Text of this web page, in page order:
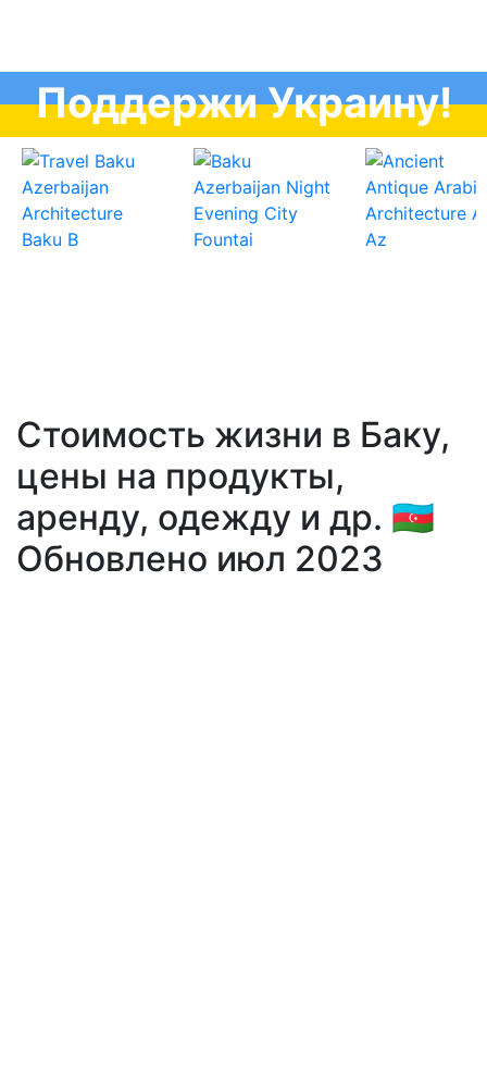
Поддержи Украину!
Стоимость жизни в Баку,
цены на продукты,
аренду, одежду и др. 🇦🇿
Обновлено июл 2023